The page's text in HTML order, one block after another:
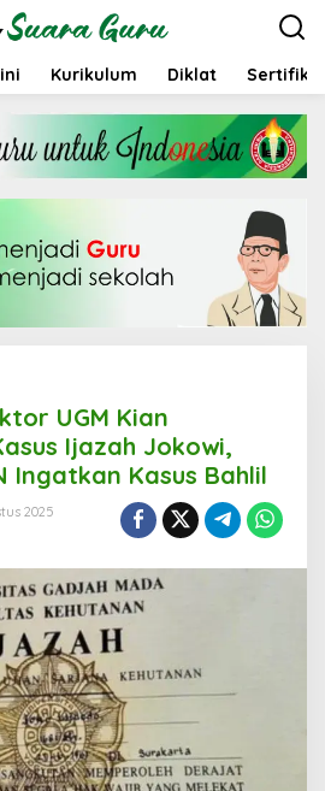
Kurikulum Diklat
UGM Kian
Ijazah Jokowi,
Ingatkan Kasus Bahlil
2025